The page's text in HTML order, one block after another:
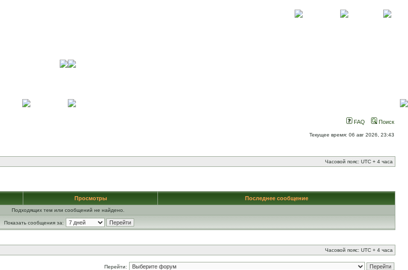
FAQ Поиск
Текущее время: 06 авг 2026, 23:43
Часовой пояс: UTC + 4 часа
Просмотры Последнее сообщение
Подходящих тем или сообщений не найдено.
Показать сообщения за:
Часовой пояс: UTC + 4 часа
Перейти: